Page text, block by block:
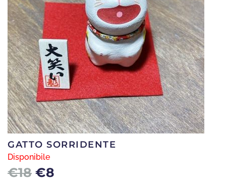
GATTO SORRIDENTE
Disponibile
€18 Il
€8